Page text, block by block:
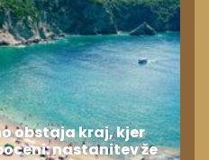
obstaja kraj, kjer
nastanitev že